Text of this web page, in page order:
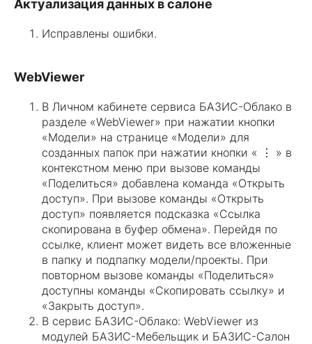
Актуализация данных в салоне
Исправлены ошибки.
WebViewer
В Личном кабинете сервиса БАЗИС-Облако в
разделе «WebViewer» при нажатии кнопки
«Модели» на странице «Модели» для
созданных папок при нажатии кнопки « ⋮ » в
контекстном меню при вызове команды
«Поделиться» добавлена команда «Открыть
доступ». При вызове команды «Открыть
доступ» появляется подсказка «Ссылка
скопирована в буфер обмена». Перейдя по
ссылке, клиент может видеть все вложенные
в папку и подпапку модели/проекты. При
повторном вызове команды «Поделиться»
доступны команды «Скопировать ссылку» и
«Закрыть доступ».
В сервис БАЗИС-Облако: WebViewer из
модулей БАЗИС-Мебельщик и БАЗИС-Салон